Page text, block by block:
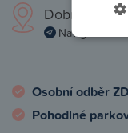
Dobronická
Navigovat
Osobní odběr
Pohodlné